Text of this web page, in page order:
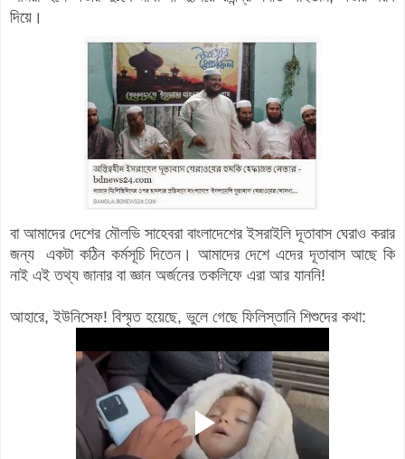
দিয়ে।
বা আমাদের দেশের মৌলভি সাহেবরা বাংলাদেশের ইসরাইলি দূতাবাস ঘেরাও করার
জন্য একটা কঠিন কর্মসূচি দিতেন। আমাদের দেশে এদের দূতাবাস আছে কি
নাই এই তথ্য জানার বা জ্ঞান অর্জনের তকলিফে এরা আর যাননি!
আহারে, ইউনিসেফ! বিস্মৃত হয়েছে, ভুলে গেছে ফিলিস্তানি শিশুদের কথা: